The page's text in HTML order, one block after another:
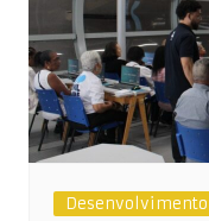
Desenvolvimento